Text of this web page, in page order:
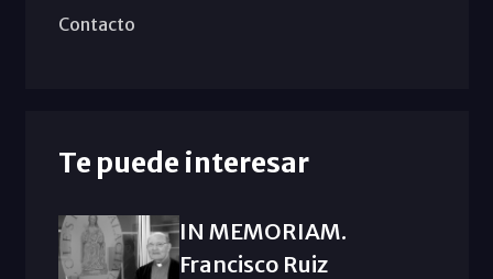
Contacto
Te puede interesar
IN MEMORIAM.
Francisco Ruiz